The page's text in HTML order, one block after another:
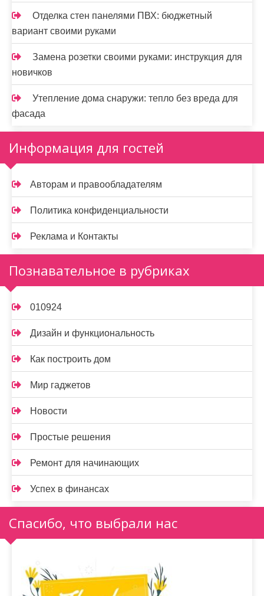
Отделка стен панелями ПВХ: бюджетный
вариант своими руками
Замена розетки своими руками: инструкция для
новичков
Утепление дома снаружи: тепло без вреда для
фасада
Информация для гостей
Авторам и правообладателям
Политика конфиденциальности
Реклама и Контакты
Познавательное в рубриках
010924
Дизайн и функциональность
Как построить дом
Мир гаджетов
Новости
Простые решения
Ремонт для начинающих
Успех в финансах
Спасибо, что выбрали нас